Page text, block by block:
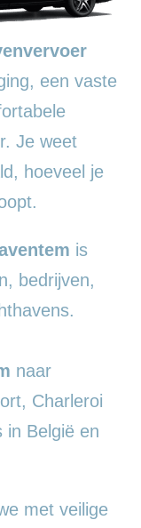
een vaste
Je weet
hoeveel je
is
bedrijven,
naar
Charleroi
in België en
met veilige